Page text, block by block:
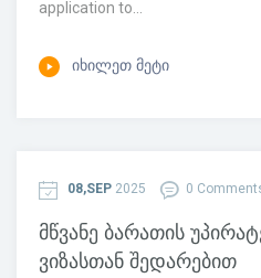
application to...
ᲘᲮᲘᲚᲔᲗ ᲛᲔᲢᲘ
08,SEP 2025 0
მწვანე ბარათის
ვიზასთან შედარებით